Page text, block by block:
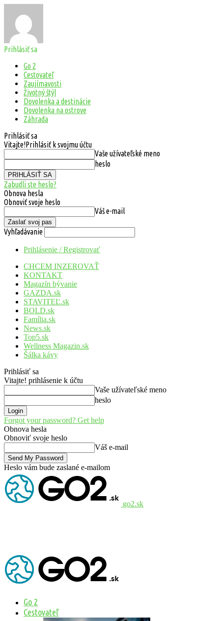
Prihlásiť sa
Go 2
Cestovateľ
Zaujímavosti
Životný štýl
Dovolenka a destinácie
Dovolenka na ostrove
Záhrada
Prihlásiť sa
Vitajte!Prihlásiť k svojmu účtu
Vaše užívateľské meno
heslo
Zabudli ste heslo?
Obnova hesla
Obnoviť svoje heslo
Váš e-mail
Vyhľadávanie
Prihlásenie / Registrovať
CHCEM INZEROVAŤ
KONTAKT
Magazín bývanie
GAZDA.sk
STAVITEĽ.sk
BOLD.sk
Família.sk
News.sk
Top5.sk
Wellness Magazin.sk
Šálka kávy
Prihlásiť sa
Vitajte! prihlásenie k účtu
Vaše užívateľské meno
heslo
Forgot your password? Get help
Obnova hesla
Obnoviť svoje heslo
Váš e-mail
Heslo vám bude zaslané e-mailom
go2.sk
Go 2
Cestovateľ